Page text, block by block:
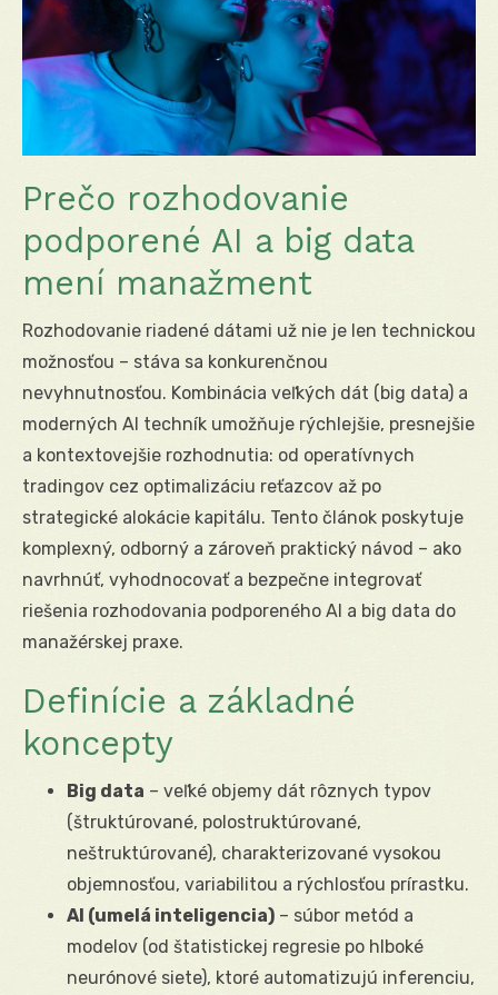
Prečo rozhodovanie
podporené AI a big data
mení manažment
Rozhodovanie riadené dátami už nie je len technickou
možnosťou – stáva sa konkurenčnou
nevyhnutnosťou. Kombinácia veľkých dát (big data) a
moderných AI techník umožňuje rýchlejšie, presnejšie
a kontextovejšie rozhodnutia: od operatívnych
tradingov cez optimalizáciu reťazcov až po
strategické alokácie kapitálu. Tento článok poskytuje
komplexný, odborný a zároveň praktický návod – ako
navrhnúť, vyhodnocovať a bezpečne integrovať
riešenia rozhodovania podporeného AI a big data do
manažérskej praxe.
Definície a základné
koncepty
Big data – veľké objemy dát rôznych typov
(štruktúrované, polostruktúrované,
neštruktúrované), charakterizované vysokou
objemnosťou, variabilitou a rýchlosťou prírastku.
AI (umelá inteligencia) – súbor metód a
modelov (od štatistickej regresie po hlboké
neurónové siete), ktoré automatizujú inferenciu,